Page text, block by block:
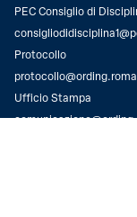
PEC Consiglio di
Protocollo
Ufficio Stampa